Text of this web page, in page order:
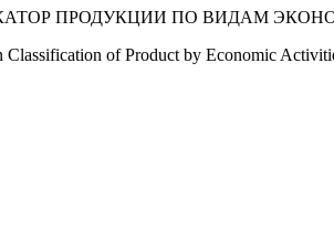
ПРОДУКЦИИ ПО ВИДАМ
Classification of Product by Economic